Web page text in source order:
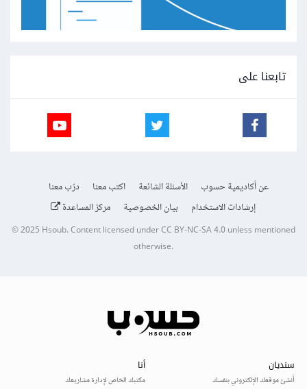
تابعنا على
عن أكاديمية حسوب الأسئلة الشائعة اكتب معنا
درّب معنا
إرشادات الاستخدام
بيان الخصوصية مركز المساعدة
© 2025Hsoub.Content licensed underCC BY-NC-SA 4.0unless mentioned
otherwise.